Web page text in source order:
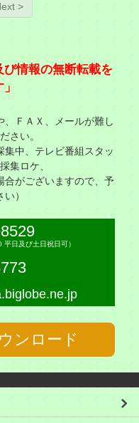
>
情報の無断転載を
、ＦＡＸ、メールが難し
さい。
中、テレビ番組スタッ
集ロケ、
合がございますので、予
）
日及び土日祝日可）
ンロード